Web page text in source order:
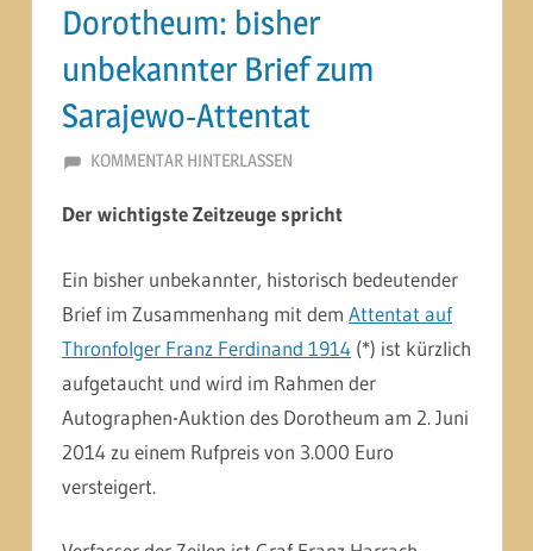
Dorotheum: bisher
unbekannter Brief zum
Sarajewo-Attentat
17. MAI 2014
MARTINA BERG
KOMMENTAR HINTERLASSEN
Der wichtigste Zeitzeuge spricht
Ein bisher unbekannter, historisch bedeutender
Brief im Zusammenhang mit dem Attentat auf
Thronfolger Franz Ferdinand 1914 (*) ist kürzlich
aufgetaucht und wird im Rahmen der
Autographen-Auktion des Dorotheum am 2. Juni
2014 zu einem Rufpreis von 3.000 Euro
versteigert.